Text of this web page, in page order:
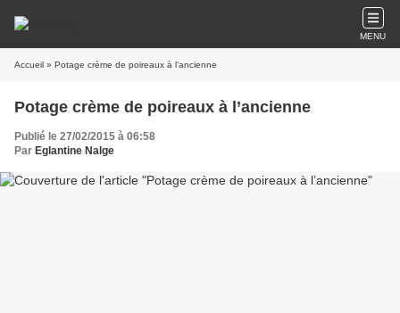
MENU
Accueil » Potage crème de poireaux à l’ancienne
Potage crème de poireaux à l’ancienne
Publié le 27/02/2015 à 06:58
Par Eglantine Nalge